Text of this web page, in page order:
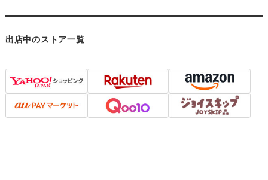
出店中のストア一覧